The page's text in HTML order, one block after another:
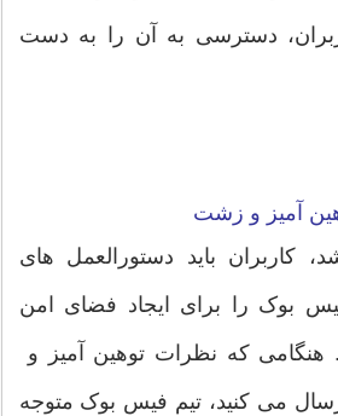
دسترسی به آن را به دست
کاربران باید دستورالعمل های
بوک را برای ایجاد فضای امن
هنگامی که نظرات توهین آمیز و
می کنید، تیم فیس بوک متوجه